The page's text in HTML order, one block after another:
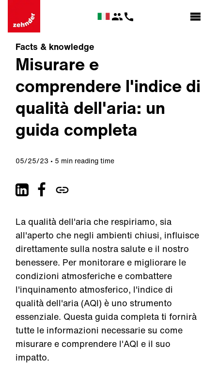
Facts & knowledge
Misurare e
comprendere l'indice di
qualità dell'aria: un
guida completa
05/25/23 5 min reading time
La qualità dell'aria che respiriamo, sia
all'aperto che negli ambienti chiusi, influisce
direttamente sulla nostra salute e il nostro
benessere. Per monitorare e migliorare le
condizioni atmosferiche e combattere
l'inquinamento atmosferico, l'indice di
qualità dell'aria (AQI) è uno strumento
essenziale. Questa guida completa ti fornirà
tutte le informazioni necessarie su come
misurare e comprendere l'AQI e il suo
impatto.